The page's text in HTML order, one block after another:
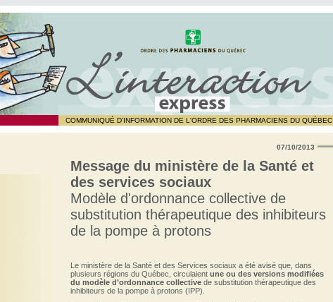
COMMUNIQUÉ D'INFORMATION DE L'ORDRE DES PHARMACIENS DU QUÉBEC
07/10/2013
Message du ministère de la Santé et
des services sociaux
Modèle d'ordonnance collective de
substitution thérapeutique des inhibiteurs
de la pompe à protons
Le ministère de la Santé et des Services sociaux a été avisé que, dans
plusieurs régions du Québec, circulaient une ou des versions modifiées
du modèle d’ordonnance collectivede substitution thérapeutique des
inhibiteurs de la pompe à protons (IPP).